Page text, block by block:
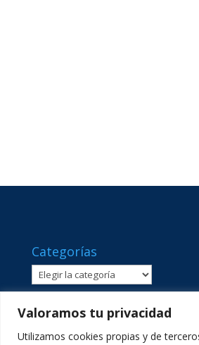
Valoramos tu privacidad
Utilizamos cookies propias y de
Categorías
Categorías